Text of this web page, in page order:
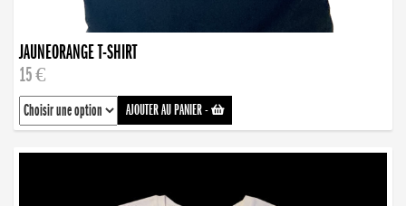
JAUNEORANGE T-SHIRT
15 €
AJOUTER AU PANIER-